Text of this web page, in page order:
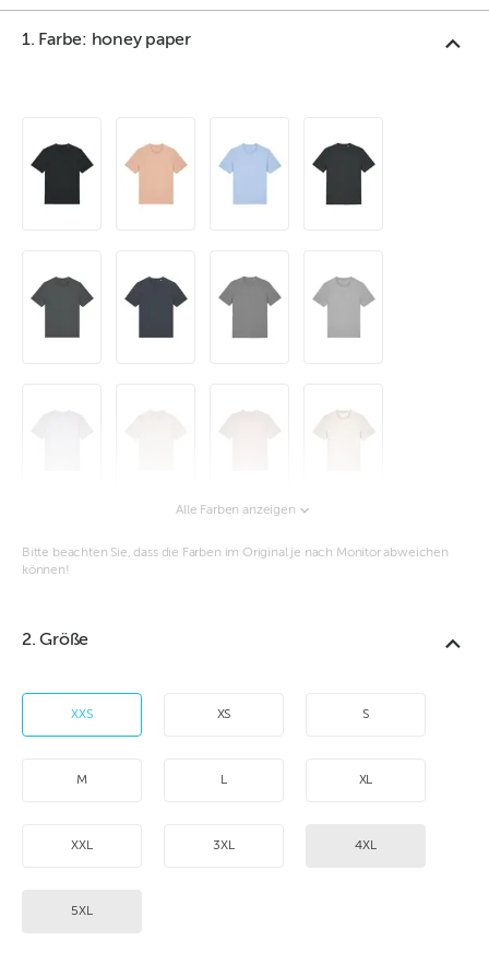
1. Farbe: honey paper
Alle Farben anzeigen
Bitte beachten Sie, dass die Farben im Original je nach Monitor abweichen
können!
2. Größe
XXS XS S
M L XL
XXL 3XL 4XL
5XL